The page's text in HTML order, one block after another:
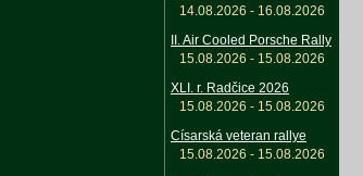
14.08.2026 - 16.08.2026
II. Air Cooled Porsche Rally
15.08.2026 - 15.08.2026
XLI. r. Radčice 2026
15.08.2026 - 15.08.2026
Císarská veteran rallye
15.08.2026 - 15.08.2026